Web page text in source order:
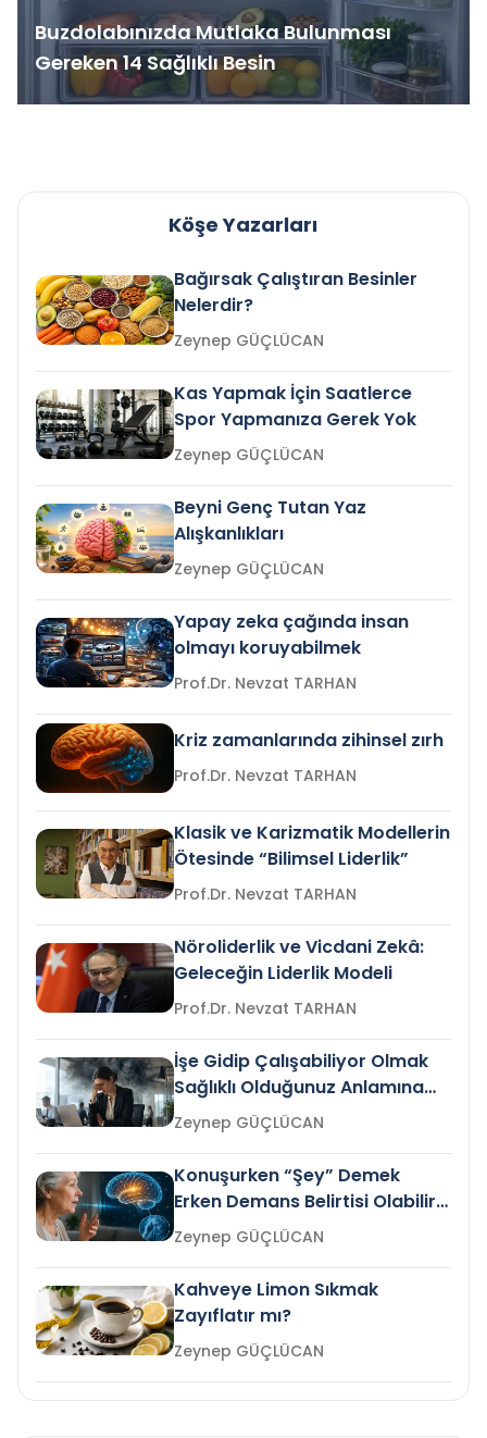
Buzdolabınızda Mutlaka Bulunması
Gereken 14 Sağlıklı Besin
Köşe Yazarları
Bağırsak Çalıştıran Besinler
Nelerdir?
Zeynep GÜÇLÜCAN
Kas Yapmak İçin Saatlerce
Spor Yapmanıza Gerek Yok
Zeynep GÜÇLÜCAN
Beyni Genç Tutan Yaz
Alışkanlıkları
Zeynep GÜÇLÜCAN
Yapay zeka çağında insan
olmayı koruyabilmek
Prof.Dr. Nevzat TARHAN
Kriz zamanlarında zihinsel zırh
Prof.Dr. Nevzat TARHAN
Klasik ve Karizmatik Modellerin
Ötesinde “Bilimsel Liderlik”
Prof.Dr. Nevzat TARHAN
Nöroliderlik ve Vicdani Zekâ:
Geleceğin Liderlik Modeli
Prof.Dr. Nevzat TARHAN
İşe Gidip Çalışabiliyor Olmak
Sağlıklı Olduğunuz Anlamına
Gelir mi?Zeynep GÜÇLÜCAN
Konuşurken “Şey” Demek
Erken Demans Belirtisi Olabilir
mi?
Zeynep GÜÇLÜCAN
Kahveye Limon Sıkmak
Zayıflatır mı?
Zeynep GÜÇLÜCAN